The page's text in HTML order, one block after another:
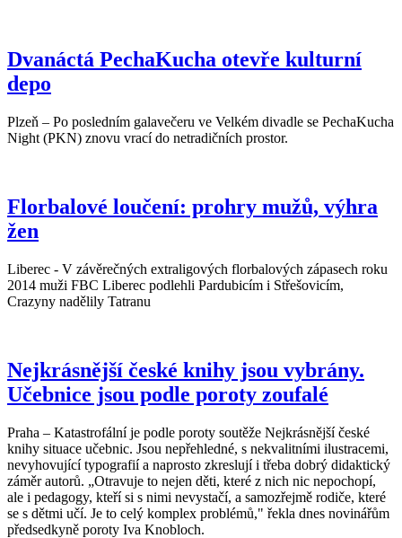
Dvanáctá PechaKucha otevře kulturní
depo
Plzeň – Po posledním galavečeru ve Velkém divadle se PechaKucha
Night (PKN) znovu vrací do netradičních prostor.
Florbalové loučení: prohry mužů, výhra
žen
Liberec - V závěrečných extraligových florbalových zápasech roku
2014 muži FBC Liberec podlehli Pardubicím i Střešovicím,
Crazyny nadělily Tatranu
Nejkrásnější české knihy jsou vybrány.
Učebnice jsou podle poroty zoufalé
Praha – Katastrofální je podle poroty soutěže Nejkrásnější české
knihy situace učebnic. Jsou nepřehledné, s nekvalitními ilustracemi,
nevyhovující typografií a naprosto zkreslují i třeba dobrý didaktický
záměr autorů. „Otravuje to nejen děti, které z nich nic nepochopí,
ale i pedagogy, kteří si s nimi nevystačí, a samozřejmě rodiče, které
se s dětmi učí. Je to celý komplex problémů," řekla dnes novinářům
předsedkyně poroty Iva Knobloch.